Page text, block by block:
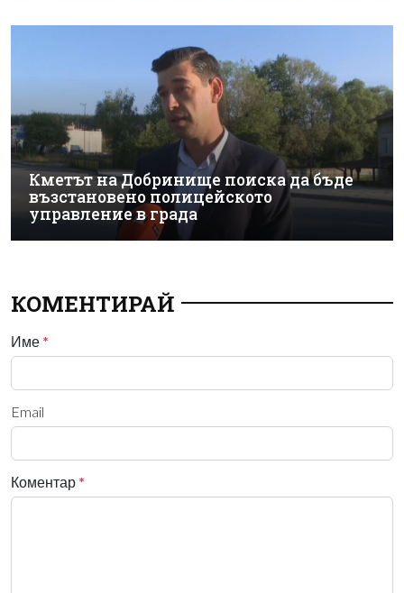
Кметът на Добринище поиска да бъде
възстановено полицейското
управление в града
КОМЕНТИРАЙ
Име *
Email
Коментар *